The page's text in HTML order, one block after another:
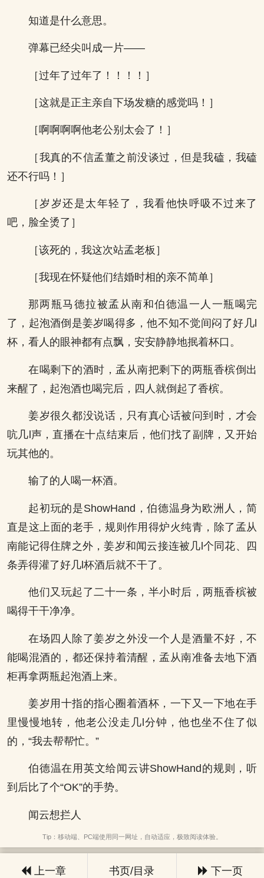
知道是什么意思。
弹幕已经尖叫成一片——
［过年了过年了！！！！］
［这就是正主亲自下场发糖的感觉吗！］
［啊啊啊啊他老公别太会了！］
［我真的不信孟董之前没谈过，但是我磕，我磕
还不行吗！］
［岁岁还是太年轻了，我看他快呼吸不过来了
吧，脸全烫了］
［该死的，我这次站孟老板］
［我现在怀疑他们结婚时相的亲不简单］
那两瓶马德拉被孟从南和伯德温一人一瓶喝完
了，起泡酒倒是姜岁喝得多，他不知不觉间闷了好几l
杯，看人的眼神都有点飘，安安静静地抿着杯口。
在喝剩下的酒时，孟从南把剩下的两瓶香槟倒出
来醒了，起泡酒也喝完后，四人就倒起了香槟。
姜岁很久都没说话，只有真心话被问到时，才会
吭几l声，直播在十点结束后，他们找了副牌，又开始
玩其他的。
输了的人喝一杯酒。
起初玩的是ShowHand，伯德温身为欧洲人，简
直是这上面的老手，规则作用得炉火纯青，除了孟从
南能记得住牌之外，姜岁和闻云接连被几l个同花、四
条弄得灌了好几l杯酒后就不干了。
他们又玩起了二十一条，半小时后，两瓶香槟被
喝得干干净净。
在场四人除了姜岁之外没一个人是酒量不好，不
能喝混酒的，都还保持着清醒，孟从南准备去地下酒
柜再拿两瓶起泡酒上来。
姜岁用十指的指心圈着酒杯，一下又一下地在手
里慢慢地转，他老公没走几l分钟，他也坐不住了似
的，“我去帮帮忙。”
伯德温在用英文给闻云讲ShowHand的规则，听
到后比了个“OK”的手势。
闻云想拦人
Tip：移动端、PC端使用同一网址，自动适应，极致阅读体验。
上一章 书页/目录 下一页